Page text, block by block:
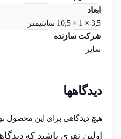
ابعاد
3,5 × 1 × 10,5 سانتیمتر
شرکت سازنده
سایر
دیدگاهها
هیچ دیدگاهی برای این محصول
اولین نفری باشید که